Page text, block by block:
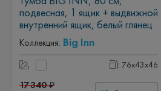
подвесная, 1 ящик + выдвижной
внутренний ящик, белый глянец
Коллекция: Big Inn
76x43x46
17 340₽